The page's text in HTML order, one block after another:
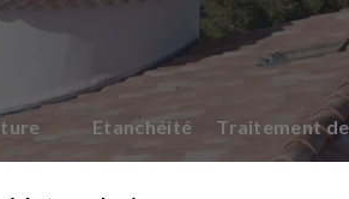
Etanchéité Traitement